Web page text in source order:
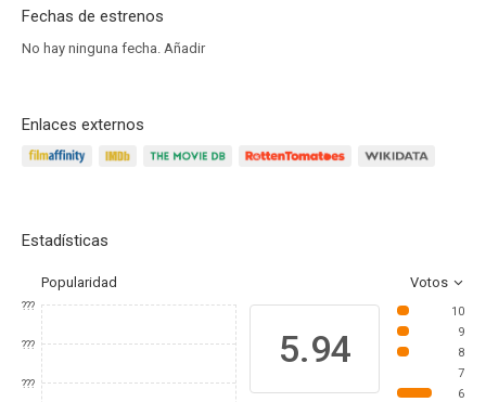
Fechas de estrenos
No hay ninguna fecha. Añadir
Enlaces externos
Estadísticas
Popularidad Votos
???
???
???
5.94
10
9
8
7
6